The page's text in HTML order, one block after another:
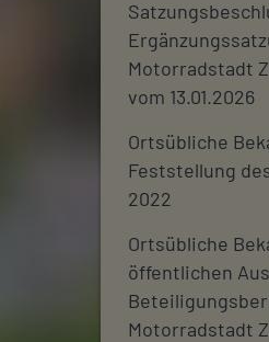
Motorradstadt
vom 13.01.2026
Ortsübliche
Feststellung
2022
Ortsübliche
öffentlichen
Motorradstadt